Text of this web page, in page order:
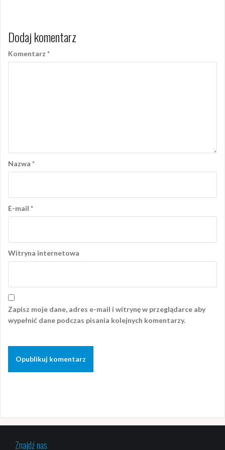
Dodaj komentarz
Komentarz *
Nazwa *
E-mail *
Witryna internetowa
Zapisz moje dane, adres e-mail i witrynę w przeglądarce aby
wypełnić dane podczas pisania kolejnych komentarzy.
Znajdź nas